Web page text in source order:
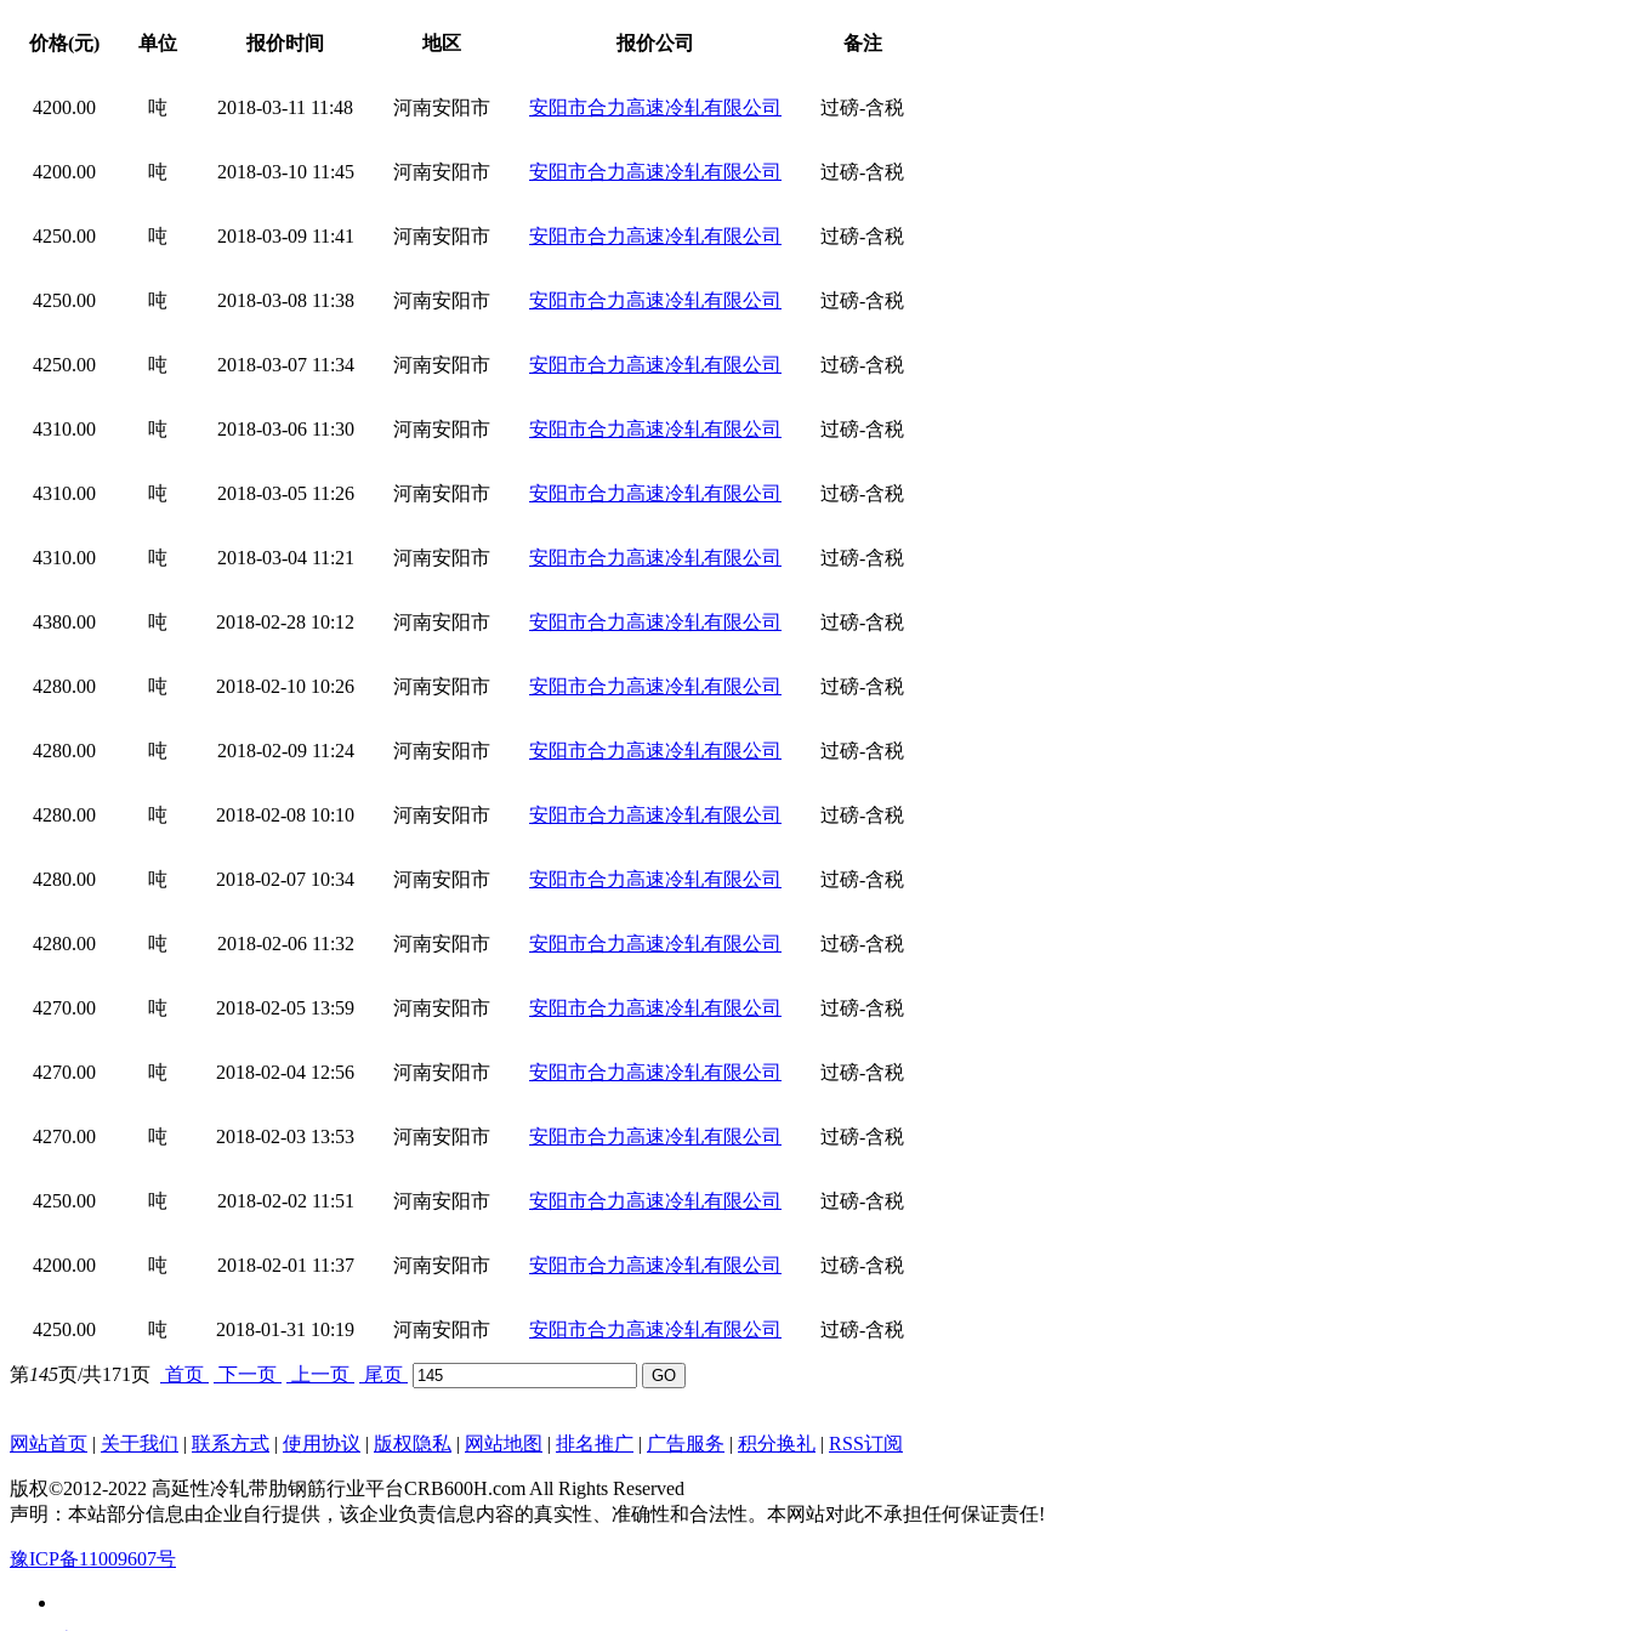
价格(元) 单位 报价时间 地区 报价公司 备注
4200.00 吨 2018-03-11 11:48 河南安阳市 安阳市合力高速冷轧有限公司 过磅-含税
4200.00 吨 2018-03-10 11:45 河南安阳市 安阳市合力高速冷轧有限公司 过磅-含税
4250.00 吨 2018-03-09 11:41 河南安阳市 安阳市合力高速冷轧有限公司 过磅-含税
4250.00 吨 2018-03-08 11:38 河南安阳市 安阳市合力高速冷轧有限公司 过磅-含税
4250.00 吨 2018-03-07 11:34 河南安阳市 安阳市合力高速冷轧有限公司 过磅-含税
4310.00 吨 2018-03-06 11:30 河南安阳市 安阳市合力高速冷轧有限公司 过磅-含税
4310.00 吨 2018-03-05 11:26 河南安阳市 安阳市合力高速冷轧有限公司 过磅-含税
4310.00 吨 2018-03-04 11:21 河南安阳市 安阳市合力高速冷轧有限公司 过磅-含税
4380.00 吨 2018-02-28 10:12 河南安阳市 安阳市合力高速冷轧有限公司 过磅-含税
4280.00 吨 2018-02-10 10:26 河南安阳市 安阳市合力高速冷轧有限公司 过磅-含税
4280.00 吨 2018-02-09 11:24 河南安阳市 安阳市合力高速冷轧有限公司 过磅-含税
4280.00 吨 2018-02-08 10:10 河南安阳市 安阳市合力高速冷轧有限公司 过磅-含税
4280.00 吨 2018-02-07 10:34 河南安阳市 安阳市合力高速冷轧有限公司 过磅-含税
4280.00 吨 2018-02-06 11:32 河南安阳市 安阳市合力高速冷轧有限公司 过磅-含税
4270.00 吨 2018-02-05 13:59 河南安阳市 安阳市合力高速冷轧有限公司 过磅-含税
4270.00 吨 2018-02-04 12:56 河南安阳市 安阳市合力高速冷轧有限公司 过磅-含税
4270.00 吨 2018-02-03 13:53 河南安阳市 安阳市合力高速冷轧有限公司 过磅-含税
4250.00 吨 2018-02-02 11:51 河南安阳市 安阳市合力高速冷轧有限公司 过磅-含税
4200.00 吨 2018-02-01 11:37 河南安阳市 安阳市合力高速冷轧有限公司 过磅-含税
4250.00 吨 2018-01-31 10:19 河南安阳市 安阳市合力高速冷轧有限公司 过磅-含税
第145页/共171 页 首页 下一页 上一页 尾页
网站首页 关于我们 联系方式 使用协议 版权隐私 网站地图 排名推广 广告服务 积分换礼 RSS订阅
版权©2012-2022 高延性冷轧带肋钢筋行业平台CRB600H.com All Rights Reserved
声明：本站部分信息由企业自行提供，该企业负责信息内容的真实性、准确性和合法性。本网站对此不承担任何保证责任!
豫ICP备11009607号